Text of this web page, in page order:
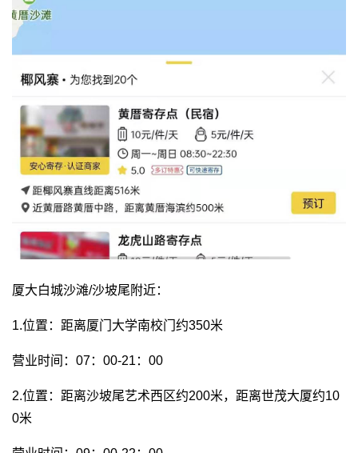
厦大白城沙滩/沙坡尾附近：
1.位置：距离厦门大学南校门约350米
营业时间：07：00-21：00
2.位置：距离沙坡尾艺术西区约200米，距离世茂大厦约10
0米